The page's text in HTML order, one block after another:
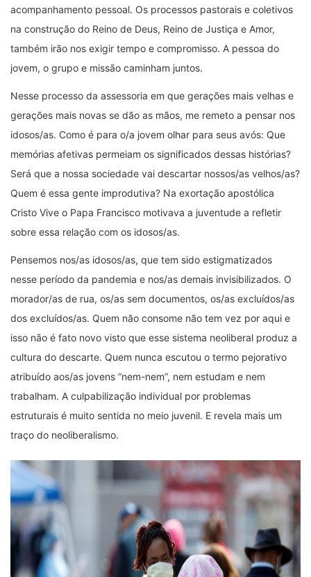
acompanhamento pessoal. Os processos pastorais e coletivos
na construção do Reino de Deus, Reino de Justiça e Amor,
também irão nos exigir tempo e compromisso. A pessoa do
jovem, o grupo e missão caminham juntos.
Nesse processo da assessoria em que gerações mais velhas e
gerações mais novas se dão as mãos, me remeto a pensar nos
idosos/as. Como é para o/a jovem olhar para seus avós: Que
memórias afetivas permeiam os significados dessas histórias?
Será que a nossa sociedade vai descartar nossos/as velhos/as?
Quem é essa gente improdutiva? Na exortação apostólica
Cristo Vive o Papa Francisco motivava a juventude a refletir
sobre essa relação com os idosos/as.
Pensemos nos/as idosos/as, que tem sido estigmatizados
nesse período da pandemia e nos/as demais invisibilizados. O
morador/as de rua, os/as sem documentos, os/as excluídos/as
dos excluídos/as. Quem não consome não tem vez por aqui e
isso não é fato novo visto que esse sistema neoliberal produz a
cultura do descarte. Quem nunca escutou o termo pejorativo
atribuído aos/as jovens “nem-nem”, nem estudam e nem
trabalham. A culpabilização individual por problemas
estruturais é muito sentida no meio juvenil. E revela mais um
traço do neoliberalismo.